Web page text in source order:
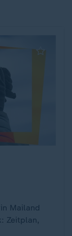
Mailand
Zeitplan,